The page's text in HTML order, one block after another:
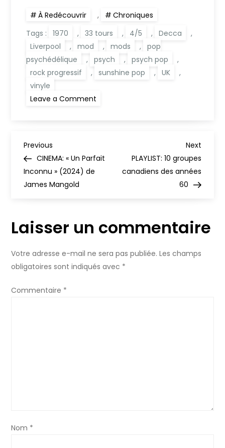
À Redécouvrir ,
Chroniques
Tags :
1970 , 33 tours , 4/5 , Decca
,
Liverpool
, mod , mods ,
pop
psychédélique
, psych , psych pop
,
rock progressif
, sunshine pop , UK
,
vinyle
Leave a Comment
N
a
i
a
t
l
Previous
Post
Previous
CINEMA: « Un Parfait
Inconnu » (2024) de
James Mangold
Next
Post
Next
PLAYLIST: 10 groupes
canadiens des années
60
Laisser un commentaire
Votre adresse e-mail ne sera pas publiée. Les champs
obligatoires sont indiqués avec *
Commentaire *
Nom *